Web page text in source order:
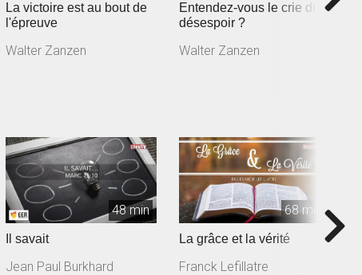
La victoire est au bout de
l'épreuve
Walter Zanzen
Entendez-vous le crie du
désespoir ?
Walter Zanzen
48 min
Il savait
Jean Paul Burkhard
68 min
La grâce et la vérité
Franck Lefillatre